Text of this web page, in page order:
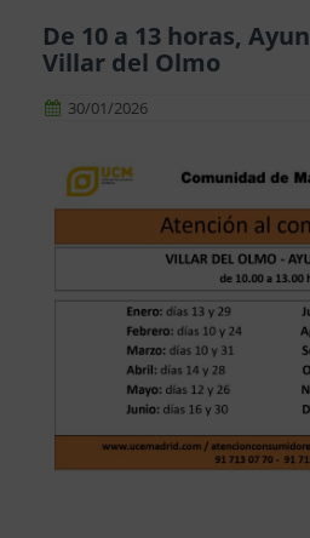
De 10 a 13 horas,
Villar del Olmo
30/01/2026